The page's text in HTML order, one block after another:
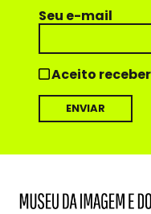
Seu e-mail
Aceito